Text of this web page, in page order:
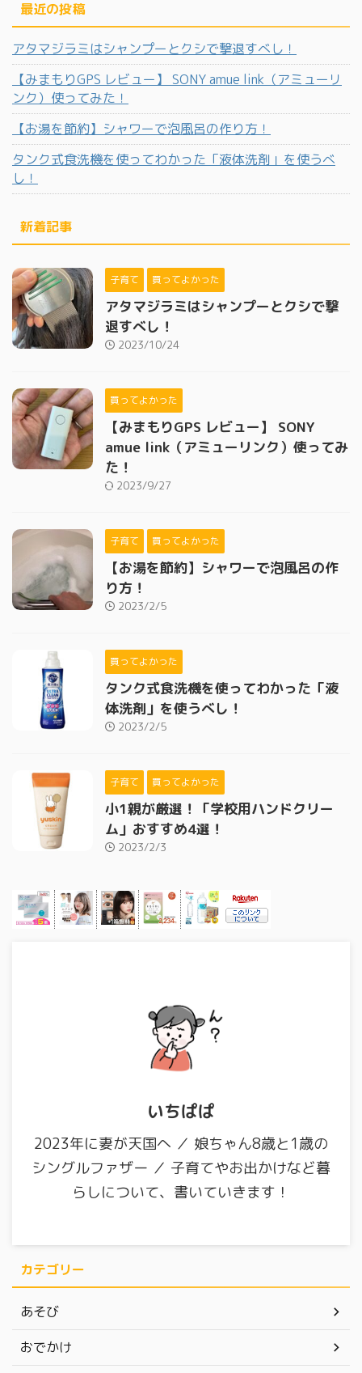
最近の投稿
アタマジラミはシャンプーとクシで撃退すべし！
【みまもりGPS レビュー】 SONY amue link（アミューリ
ンク）使ってみた！
【お湯を節約】シャワーで泡風呂の作り方！
タンク式食洗機を使ってわかった「液体洗剤」を使うべ
し！
新着記事
子育て 買ってよかった
アタマジラミはシャンプーとクシで撃
退すべし！
2023/10/24
買ってよかった
【みまもりGPS レビュー】 SONY
amue link（アミューリンク）使ってみ
た！
2023/9/27
子育て 買ってよかった
【お湯を節約】シャワーで泡風呂の作
り方！
2023/2/5
買ってよかった
タンク式食洗機を使ってわかった「液
体洗剤」を使うべし！
2023/2/5
子育て 買ってよかった
小1親が厳選！「学校用ハンドクリー
ム」おすすめ4選！
2023/2/3
いちぱぱ
2023年に妻が天国へ ／ 娘ちゃん8歳と1歳の
シングルファザー ／ 子育てやお出かけなど暮
らしについて、書いていきます！
カテゴリー
あそび
おでかけ